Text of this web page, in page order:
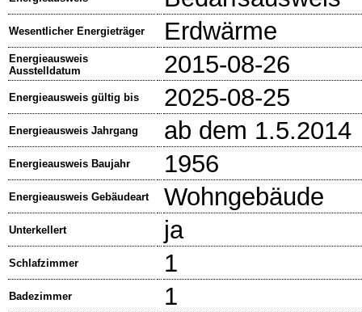
Wesentlicher Energieträger Erdwärme
Energieausweis
Ausstelldatum
2015-08-26
Energieausweis gültig bis 2025-08-25
Energieausweis Jahrgang ab dem 1.5.2014
Energieausweis Baujahr 1956
Energieausweis Gebäudeart Wohngebäude
Unterkellert ja
Schlafzimmer 1
Badezimmer 1